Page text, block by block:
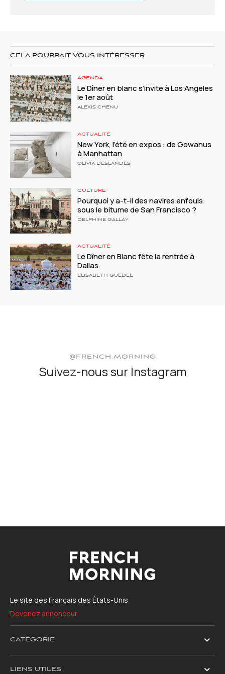
CELA POURRAIT VOUS INTÉRESSER
AGENDA
Le Dîner en blanc s’invite à Los Angeles
le 1er août
ALEXIS CHENU
ACTUALITÉ
New York, l’été en expos : de Gowanus
à Manhattan
OLIVIA DESLANDES
CULTURE
Pourquoi y a-t-il des navires enfouis
sous le bitume de San Francisco ?
DELPHINE GALLAY
ACTUALITÉ
Le Dîner en Blanc fête la rentrée à
Dallas
ELISABETH GUÉDEL
@FRENCH.MORNING
Suivez-nous sur Instagram
Le site des Français des États-Unis
Devenez annonceur
CATÉGORIE
LIENS UTILES